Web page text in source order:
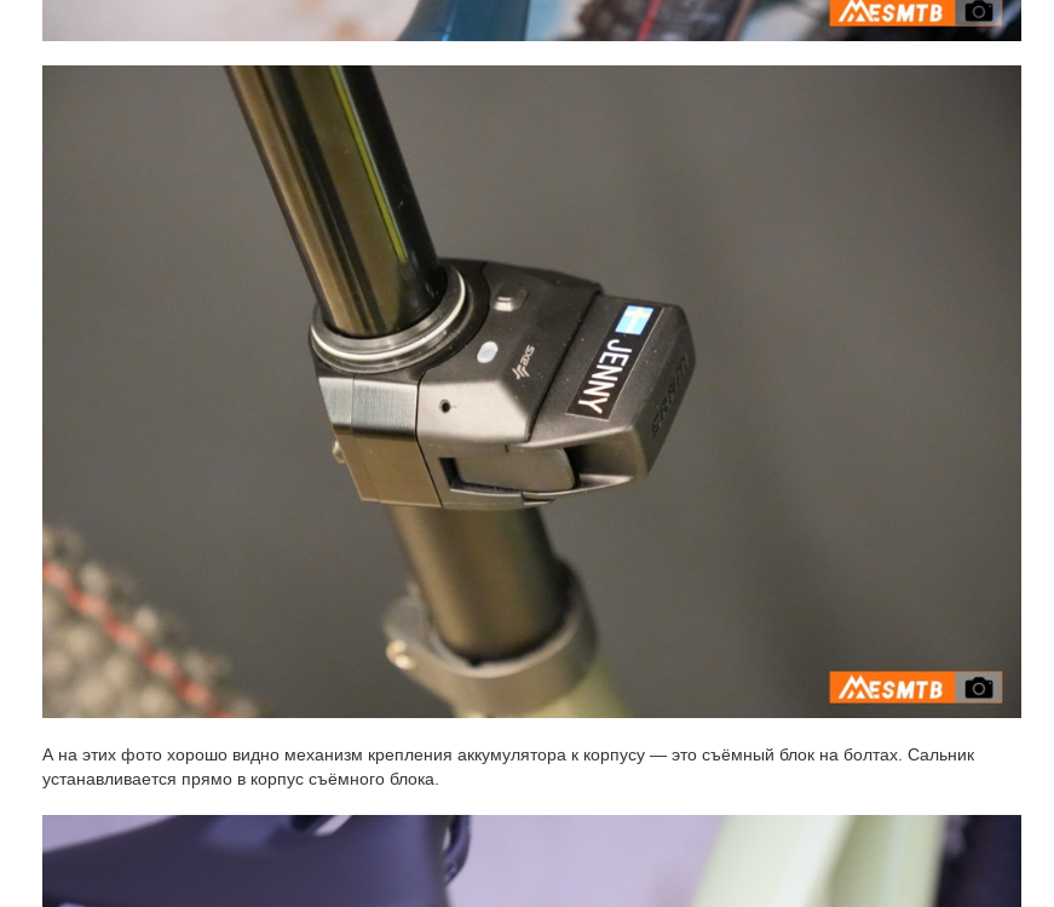
А на этих фото хорошо видно механизм крепления аккумулятора к корпусу — это съёмный блок на болтах. Сальник
устанавливается прямо в корпус съёмного блока.